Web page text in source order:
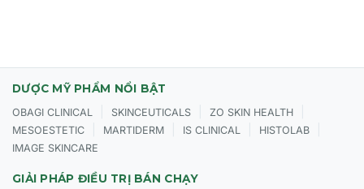
DƯỢC MỸ PHẨM NỔI BẬT
OBAGI CLINICAL SKINCEUTICALS ZO SKIN HEALTH
MESOESTETIC MARTIDERM IS CLINICAL HISTOLAB
IMAGE SKINCARE
GIẢI PHÁP ĐIỀU TRỊ BÁN CHẠY